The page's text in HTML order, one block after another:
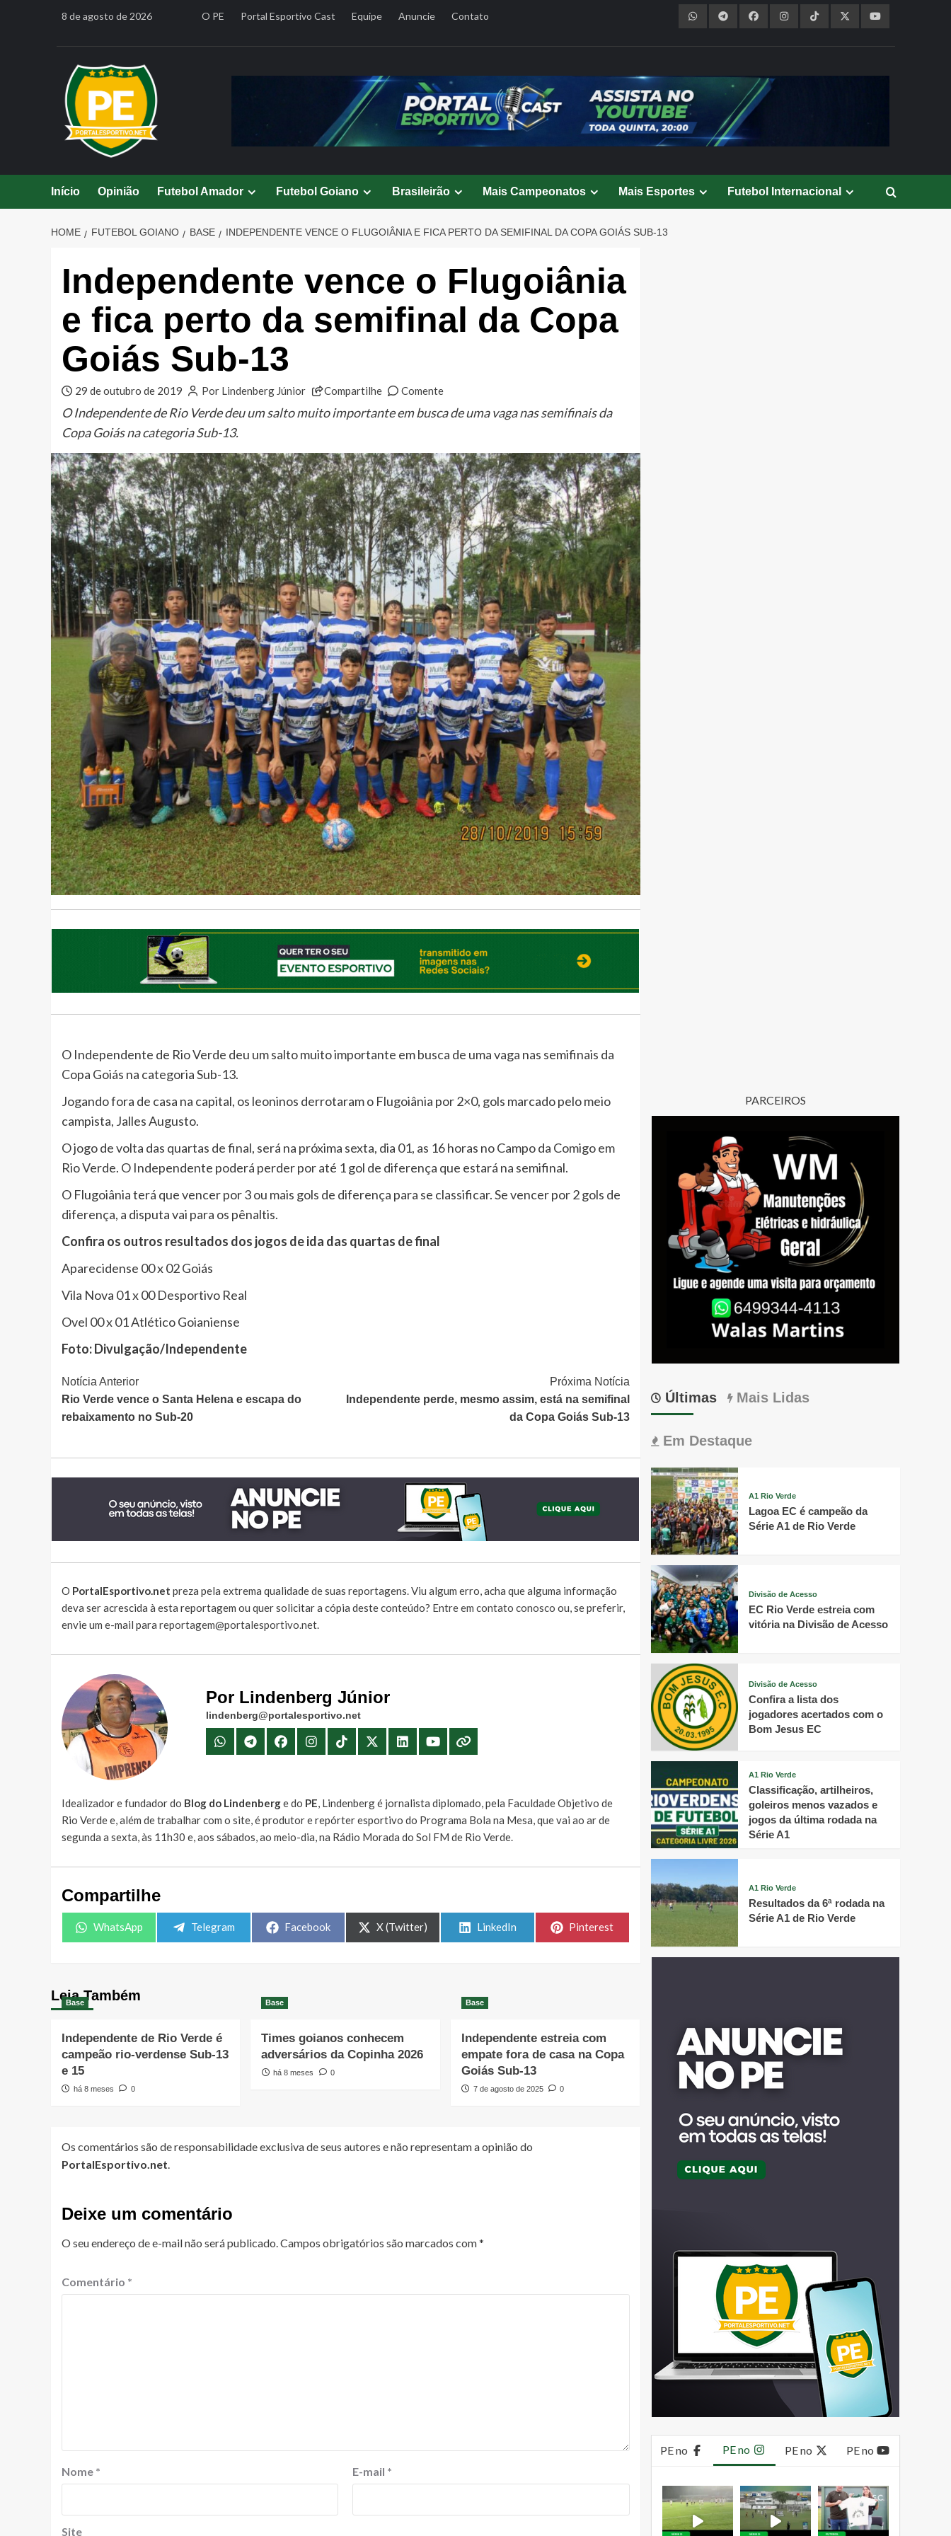
8 de agosto de 2026 O PE Portal Esportivo Cast Equipe Anuncie Contato
Início Opinião Futebol Amador Futebol Goiano Brasileirão Mais Campeonatos Mais Esportes Futebol Internacional
HOME FUTEBOL GOIANO BASE INDEPENDENTE VENCE O FLUGOIÂNIA E FICA PERTO DA SEMIFINAL DA COPA GOIÁS SUB-13
Independente vence o Flugoiânia
e fica perto da semifinal da Copa
Goiás Sub-13
29 de outubro de 2019 Por Lindenberg Júnior Compartilhe Comente
O Independente de Rio Verde deu um salto muito importante em busca de uma vaga nas semifinais da
Copa Goiás na categoria Sub-13.
O Independente de Rio Verde deu um salto muito importante em busca de uma vaga nas semifinais da
Copa Goiás na categoria Sub-13.
Jogando fora de casa na capital, os leoninos derrotaram o Flugoiânia por 2×0, gols marcado pelo meio
campista, Jalles Augusto.
O jogo de volta das quartas de final, será na próxima sexta, dia 01, as 16 horas no Campo da Comigo em
Rio Verde. O Independente poderá perder por até 1 gol de diferença que estará na semifinal.
O Flugoiânia terá que vencer por 3 ou mais gols de diferença para se classificar. Se vencer por 2 gols de
diferença, a disputa vai para os pênaltis.
Confira os outros resultados dos jogos de ida das quartas de final
Aparecidense 00 x 02 Goiás
Vila Nova 01 x 00 Desportivo Real
Ovel 00 x 01 Atlético Goianiense
Foto: Divulgação/Independente
Continue
Lendo
Notícia Anterior
Rio Verde vence o Santa Helena e escapa do
rebaixamento no Sub-20
Próxima Notícia
Independente perde, mesmo assim, está na semifinal
da Copa Goiás Sub-13
O PortalEsportivo.net preza pela extrema qualidade de suas reportagens. Viu algum erro, acha que alguma informação
deva ser acrescida à esta reportagem ou quer solicitar a cópia deste conteúdo? Entre em contato conosco ou, se preferir,
envie um e-mail para reportagem@portalesportivo.net.
Por Lindenberg Júnior
lindenberg@portalesportivo.net
Idealizador e fundador do Blog do Lindenberge do PE, Lindenberg é jornalista diplomado, pela Faculdade Objetivo de
Rio Verde e, além de trabalhar com o site, é produtor e repórter esportivo do Programa Bola na Mesa, que vai ao ar de
segunda a sexta, às 11h30 e, aos sábados, ao meio-dia, na Rádio Morada do Sol FM de Rio Verde.
Compartilhe
Share
WhatsApp
Share
Telegram
Share
Facebook
Share
on
X (Twitter)
Share
LinkedIn
Share
Pinterest
Leia Também
Base
Independente de Rio Verde é
campeão rio-verdense Sub-13
e 15
há 8 meses 0
Base
Times goianos conhecem
adversários da Copinha 2026
há 8 meses 0
Base
Independente estreia com
empate fora de casa na Copa
Goiás Sub-13
7 de agosto de 2025 0
Os comentários são de responsabilidade exclusiva de seus autores e não representam a opinião do
PortalEsportivo.net
Deixe um comentário
O seu endereço de e-mail não será publicado. Campos obrigatórios são marcados com*
Comentário *
Nome * E-mail *
Site
PARCEIROS
Últimas Mais Lidas
Em Destaque
A1 Rio Verde
Lagoa EC é campeão da
Série A1 de Rio Verde
Divisão de Acesso
EC Rio Verde estreia com
vitória na Divisão de Acesso
Divisão de Acesso
Confira a lista dos
jogadores acertados com o
Bom Jesus EC
A1 Rio Verde
Classificação, artilheiros,
goleiros menos vazados e
jogos da última rodada na
Série A1
A1 Rio Verde
Resultados da 6ª rodada na
Série A1 de Rio Verde
PE no PE no PE no PE no